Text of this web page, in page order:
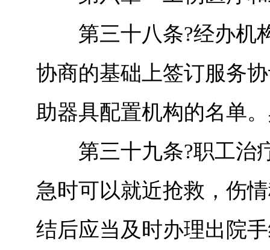
第三十八条?经办机构
协商的基础上签订服务
助器具配置机构的名单
第三十九条?职工治疗
急时可以就近抢救，伤
结后应当及时办理出院